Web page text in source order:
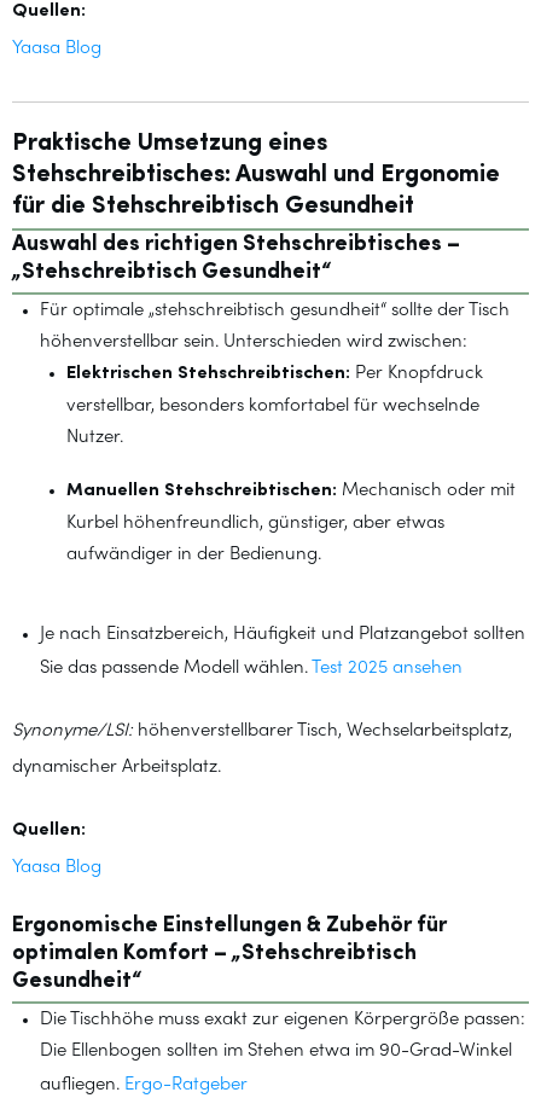
Quellen:
Yaasa Blog
Praktische Umsetzung eines
Stehschreibtisches: Auswahl und Ergonomie
für die Stehschreibtisch Gesundheit
Auswahl des richtigen Stehschreibtisches –
„Stehschreibtisch Gesundheit“
Für optimale „stehschreibtisch gesundheit“ sollte der Tisch
höhenverstellbar sein. Unterschieden wird zwischen:
Elektrischen Stehschreibtischen: Per Knopfdruck
verstellbar, besonders komfortabel für wechselnde
Nutzer.
Manuellen Stehschreibtischen: Mechanisch oder mit
Kurbel höhenfreundlich, günstiger, aber etwas
aufwändiger in der Bedienung.
Je nach Einsatzbereich, Häufigkeit und Platzangebot sollten
Sie das passende Modell wählen.
Test 2025 ansehen
Synonyme/LSI:höhenverstellbarer Tisch, Wechselarbeitsplatz,
dynamischer Arbeitsplatz.
Quellen:
Yaasa Blog
Ergonomische Einstellungen & Zubehör für
optimalen Komfort – „Stehschreibtisch
Gesundheit“
Die Tischhöhe muss exakt zur eigenen Körpergröße passen:
Die Ellenbogen sollten im Stehen etwa im 90-Grad-Winkel
aufliegen. Ergo-Ratgeber